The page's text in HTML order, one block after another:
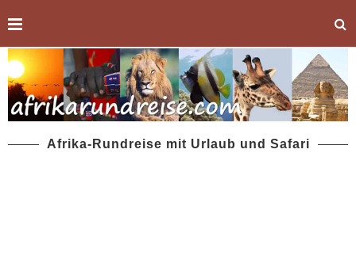
Afrika-Rundreise mit Urlaub und Safari